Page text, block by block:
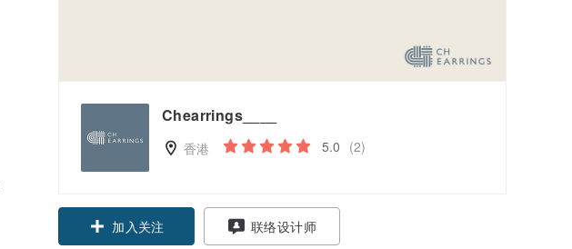
Chearrings____
香港 5.0 (2)
领优惠券 联络设计师